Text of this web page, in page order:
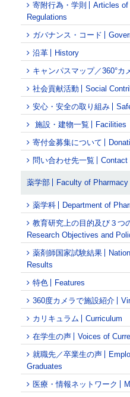
寄附行為・学則
Articles of
Regulations
ガバナンス・コード
沿革
History
キャンパスマップ／360°カ
社会貢献活動
Social
安心・安全の取り組み
施設・建物一覧
Facilities
寄付金募集について
問い合わせ先一覧
Contact
薬学部 Faculty of Pharmacy
薬学科
Department of
教育研究上の目的及び３つ
Research Objectives and
薬剤師国家試験結果
Results
特色
Features
360度カメラで施設紹介
カリキュラム
Curriculum
在学生の声
Voices of
就職先／卒業生の声
Graduates
医療・情報ネットワーク